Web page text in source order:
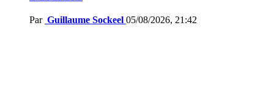
Par Guillaume Sockeel 05/08/2026, 21:42